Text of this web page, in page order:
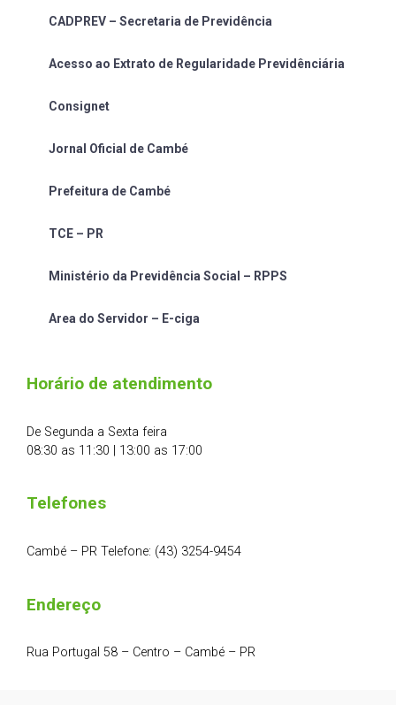
CADPREV – Secretaria de Previdência
Acesso ao Extrato de Regularidade Previdênciária
Consignet
Jornal Oficial de Cambé
Prefeitura de Cambé
TCE – PR
Ministério da Previdência Social – RPPS
Area do Servidor – E-ciga
Horário de atendimento
De Segunda a Sexta feira
08:30 as 11:30 | 13:00 as 17:00
Telefones
Cambé – PR Telefone: (43) 3254-9454
Endereço
Rua Portugal 58 – Centro – Cambé – PR